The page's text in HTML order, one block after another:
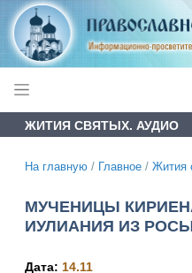
ЖИТИЯ СВЯТЫХ. АУДИО
На главную / Главное / Жития
МУЧЕНИЦЫ
ИУЛИАНИЯ ИЗ РОСЫ
Дата: 14.11